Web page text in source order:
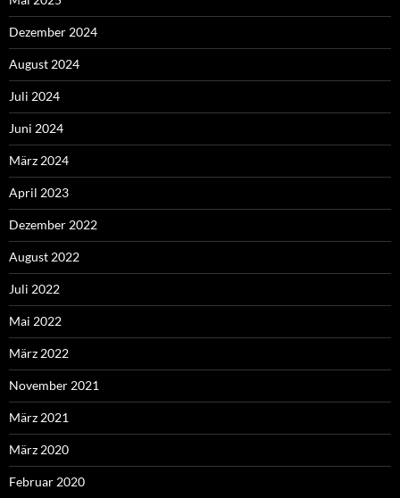
Dezember 2024
August 2024
Juli 2024
Juni 2024
März 2024
April 2023
Dezember 2022
August 2022
Juli 2022
Mai 2022
März 2022
November 2021
März 2021
März 2020
Februar 2020